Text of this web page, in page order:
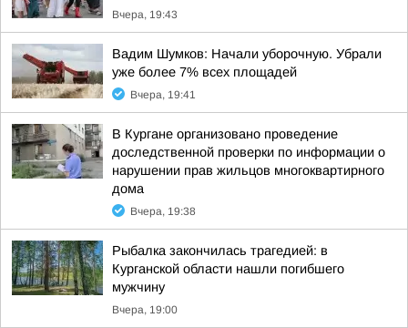
Вчера, 19:43
Вадим Шумков: Начали уборочную. Убрали
уже более 7% всех площадей
Вчера, 19:41
В Кургане организовано проведение
доследственной проверки по информации о
нарушении прав жильцов многоквартирного
дома
Вчера, 19:38
Рыбалка закончилась трагедией: в
Курганской области нашли погибшего
мужчину
Вчера, 19:00